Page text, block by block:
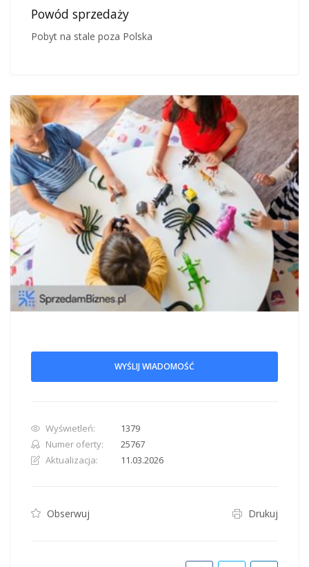
Powód sprzedaży
Pobyt na stale poza Polska
WYŚLIJ WIADOMOŚĆ
Wyświetleń:
1379
Numer oferty:
25767
Aktualizacja:
11.03.2026
Obserwuj Drukuj